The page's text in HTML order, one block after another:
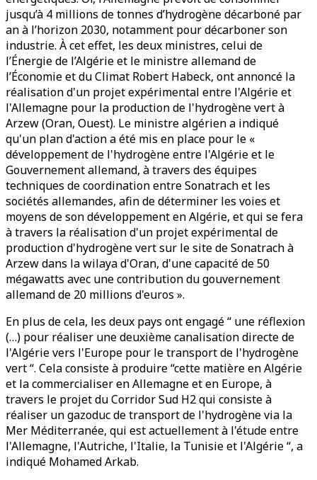
jusqu’à 4 millions de tonnes d’hydrogène décarboné par
an à l’horizon 2030, notamment pour décarboner son
industrie. À cet effet, les deux ministres, celui de
l’Énergie de l’Algérie et le ministre allemand de
l’Économie et du Climat Robert Habeck, ont annoncé la
réalisation d'un projet expérimental entre l'Algérie et
l'Allemagne pour la production de l'hydrogène vert à
Arzew (Oran, Ouest). Le ministre algérien a indiqué
qu'un plan d'action a été mis en place pour le «
développement de l'hydrogène entre l'Algérie et le
Gouvernement allemand, à travers des équipes
techniques de coordination entre Sonatrach et les
sociétés allemandes, afin de déterminer les voies et
moyens de son développement en Algérie, et qui se fera
à travers la réalisation d'un projet expérimental de
production d'hydrogène vert sur le site de Sonatrach à
Arzew dans la wilaya d'Oran, d'une capacité de 50
mégawatts avec une contribution du gouvernement
allemand de 20 millions d'euros ».
En plus de cela, les deux pays ont engagé “ une réflexion
(…) pour réaliser une deuxième canalisation directe de
l'Algérie vers l'Europe pour le transport de l'hydrogène
vert “. Cela consiste à produire “cette matière en Algérie
et la commercialiser en Allemagne et en Europe, à
travers le projet du Corridor Sud H2 qui consiste à
réaliser un gazoduc de transport de l'hydrogène via la
Mer Méditerranée, qui est actuellement à l'étude entre
l'Allemagne, l'Autriche, l'Italie, la Tunisie et l'Algérie “, a
indiqué Mohamed Arkab.